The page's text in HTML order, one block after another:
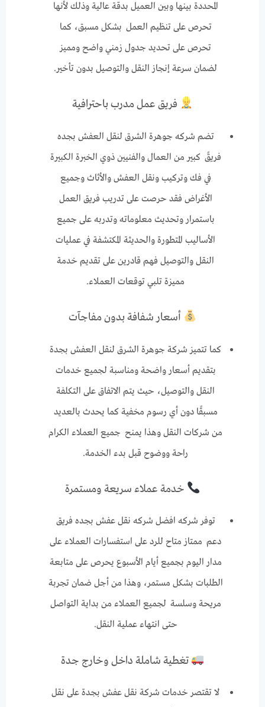
المحددة بينها وبين العميل بدقة عالية وذلك لأنها
تحرص على تنظيم العمل بشكل مسبق، كما
تحرص على تحديد جدول زمني واضح ومميز
لضمان سرعة إنجاز النقل والتوصيل بدون تأخير.
فريق عمل مدرب باحترافية
تضم شركه جوهرة الشرق لنقل العفش بجده
فريقً كبير من العمال والفنيين ذوي الخبرة الكبيرة
في فك وتركيب ونقل العفش والأثاث وجميع
الأغراض فقد حرصت على تدريب فريق العمل
باستمرار وتحديث معلوماته وتدربه على جميع
الأساليب المتطورة والحديثة المكتشفة في عمليات
النقل والتوصيل فهم قادرين على تقديم خدمة
مميزة تلبي توقعات العملاء.
أسعار شفافة بدون مفاجآت
كما تتميز شركة جوهرة الشرق لنقل العفش بجدة
بتقديم أسعار واضحة ومناسبة لجميع خدمات
النقل والتوصيل، حيث يتم الاتفاق على التكلفة
مسبقًا دون أي رسوم مخفية كما يحدث بالعديد
من شركات النقل وهذا يمنح جميع العملاء الكرام
راحة ووضوح قبل بدء الخدمة.
خدمة عملاء سريعة ومستمرة
توفر شركه افضل شركه نقل عفش بجده فريق
دعم ممتاز متاح للرد على استفسارات العملاء على
مدار اليوم بجميع أيام الأسبوع يحرص على متابعة
الطلبات بشكل مستمر، وهذا من أجل ضمان تجربة
مريحة وسلسة لجميع العملاء من بداية التواصل
حتى انتهاء عملية النقل.
تغطية شاملة داخل وخارج جدة
لا تقتصر خدمات شركة نقل عفش بجدة على نقل